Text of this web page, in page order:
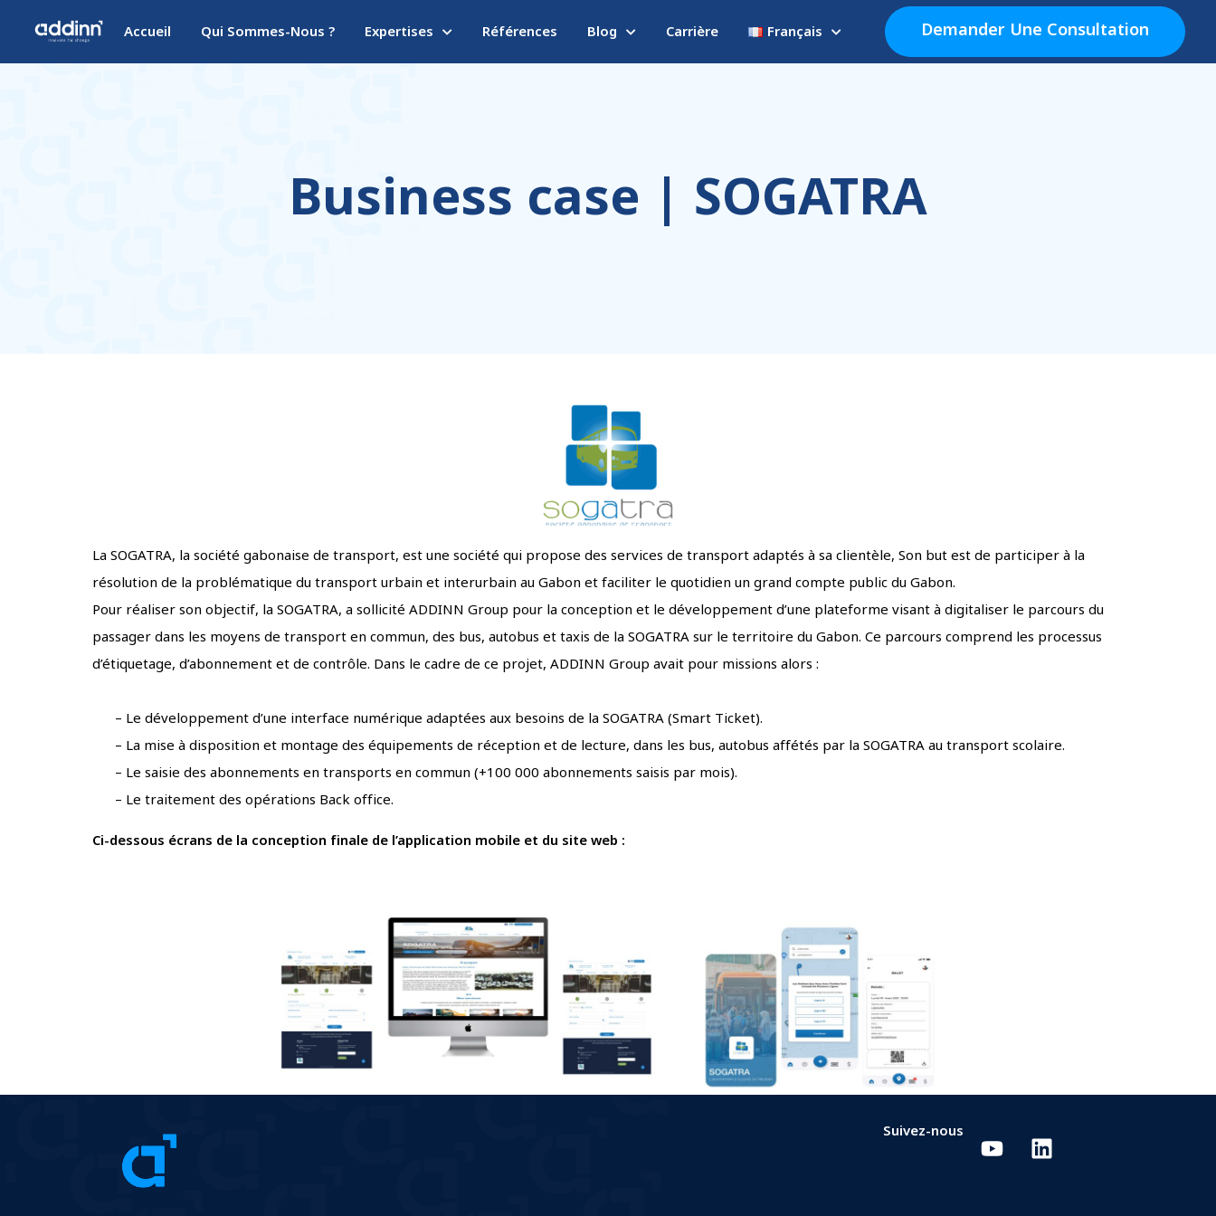
Accueil Qui Sommes-Nous ? Expertises Références Blog Carrière Français Demander Une Consultation
Business case | SOGATRA
La SOGATRA, la société gabonaise de transport, est une société qui propose des services de transport adaptés à sa clientèle, Son but est de participer à la
résolution de la problématique du transport urbain et interurbain au Gabon et faciliter le quotidien un grand compte public du Gabon.
Pour réaliser son objectif, la SOGATRA, a sollicité ADDINN Group pour la conception et le développement d’une plateforme visant à digitaliser le parcours du
passager dans les moyens de transport en commun, des bus, autobus et taxis de la SOGATRA sur le territoire du Gabon. Ce parcours comprend les processus
d’étiquetage, d’abonnement et de contrôle. Dans le cadre de ce projet, ADDINN Group avait pour missions alors :
– Le développement d’une interface numérique adaptées aux besoins de la SOGATRA (Smart Ticket).
– La mise à disposition et montage des équipements de réception et de lecture, dans les bus, autobus affétés par la SOGATRA au transport scolaire.
– Le saisie des abonnements en transports en commun (+100 000 abonnements saisis par mois).
– Le traitement des opérations Back office.
Ci-dessous écrans de la conception finale de l’application mobile et du site web :
Suivez-nous